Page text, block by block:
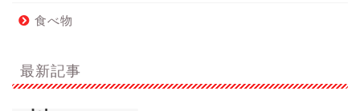
食べ物
最新記事